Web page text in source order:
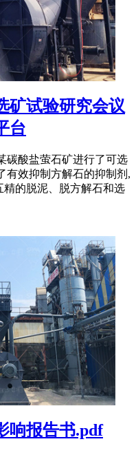
矿试验研究会议
台
碳酸盐萤石矿进行了可选
有效抑制方解石的抑制剂,
的脱泥、脱方解石和选
响报告书.pdf